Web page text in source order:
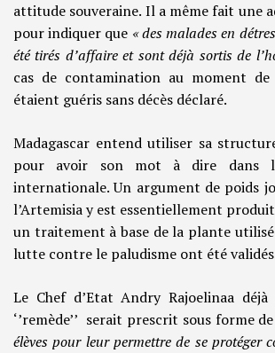
attitude souveraine. Il a même fait une
pour indiquer que « des malades en
été tirés d’affaire et sont déjà sortis de
cas de contamination au moment
étaient guéris sans décès déclaré.
Madagascar entend utiliser sa
pour avoir son mot à dire dans
internationale. Un argument de poids
l’Artemisia y est essentiellement
un traitement à base de la plante
lutte contre le paludisme ont été
Le Chef d’Etat Andry Rajoelinaa
‘’remède’’ serait prescrit sous forme
élèves pour leur permettre de se protéger